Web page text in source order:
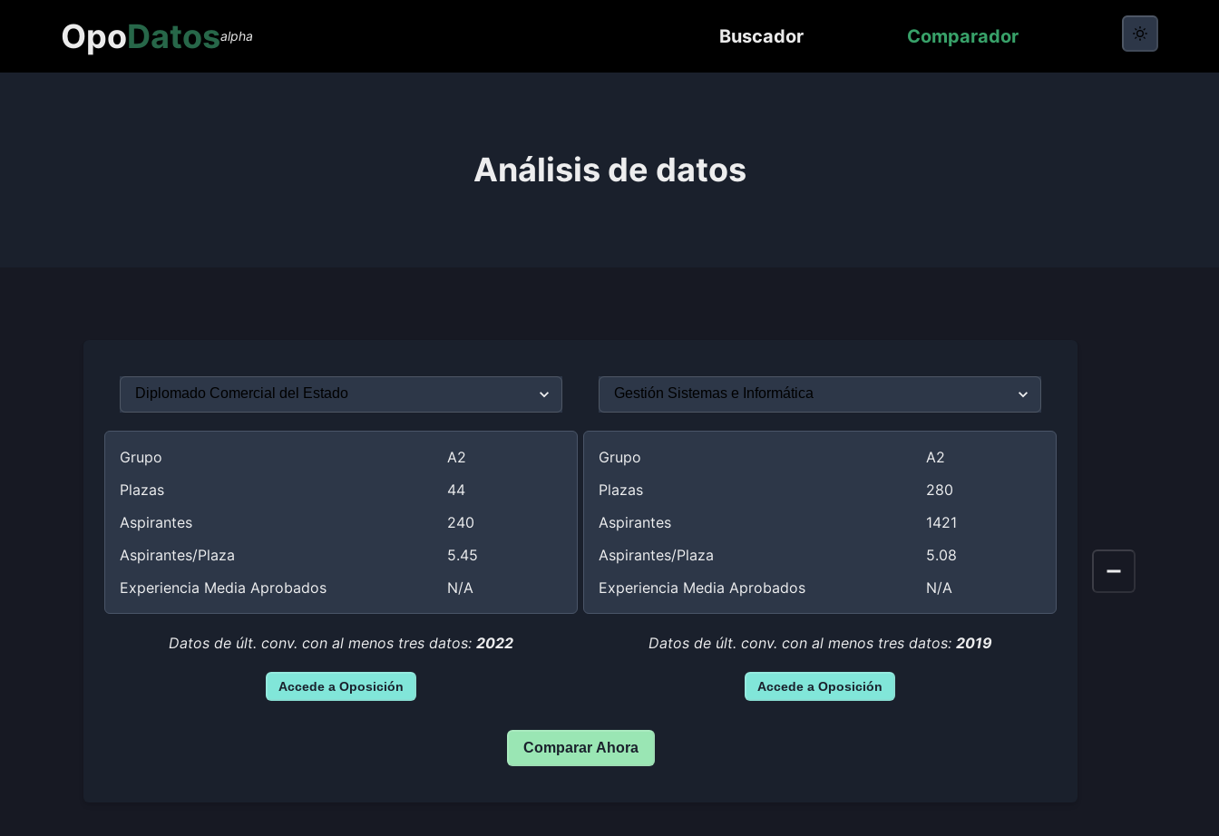
OpoDatosalpha Buscador Comparador
Análisis de datos
Grupo
A2
Plazas
44
Aspirantes
240
Aspirantes/Plaza
5.45
Experiencia Media Aprobados
N/A
Datos de últ. conv. con al menos tres datos: 2022
Accede a Oposición
Grupo
A2
Plazas
280
Aspirantes
1421
Aspirantes/Plaza
5.08
Experiencia Media Aprobados
N/A
Datos de últ. conv. con al menos tres datos: 2019
Accede a Oposición
Comparar Ahora